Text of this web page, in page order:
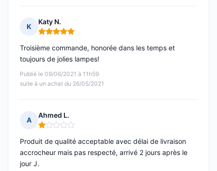
K
Katy N.
Note : 5 sur 5
Publié le 09/06/2021 à 11h59
suite à un achat du 26/05/2021
Troisième commande, honorée dans les temps et
toujours de jolies lampes!
A
Ahmed L.
Note : 1 sur 5
Produit de qualité acceptable avec délai de livraison
accrocheur mais pas respecté, arrivé 2 jours après le
jour J.